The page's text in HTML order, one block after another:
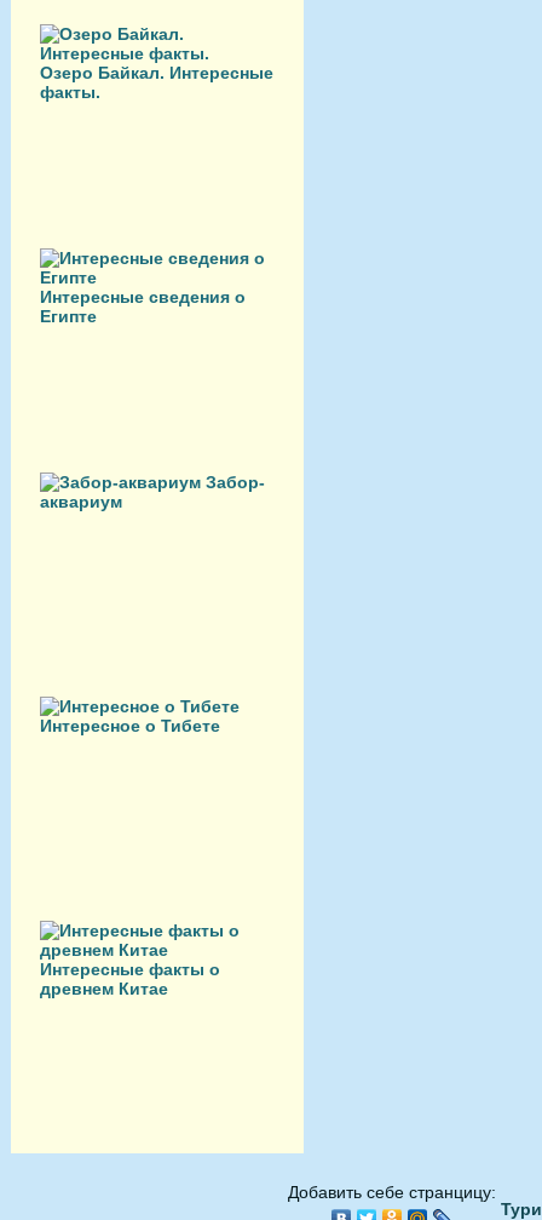
Озеро Байкал. Интересные
факты.
Интересные сведения о
Египте
Забор-
аквариум
Интересное о Тибете
Интересные факты о
древнем Китае
Добавить себе странцицу: